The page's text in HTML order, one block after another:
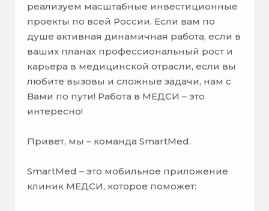
реализуем масштабные инвестиционные
проекты по всей России. Если вам по
душе активная динамичная работа, если в
ваших планах профессиональный рост и
карьера в медицинской отрасли, если вы
любите вызовы и сложные задачи, нам с
Вами по пути! Работа в МЕДСИ – это
интересно!
Привет, мы – команда SmartMed.
SmartMed – это мобильное приложение
клиник МЕДСИ, которое поможет: